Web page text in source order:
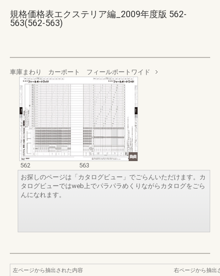
規格価格表エクステリア編_2009年度版 562-
563(562-563)
車庫まわり カーポート フィールポートワイド
562
563
お探しのページは「カタログビュー」でごらんいただけます。カ
タログビューではweb上でパラパラめくりながらカタログをごら
んになれます。
左ページから抽出された内容
右ページから抽出